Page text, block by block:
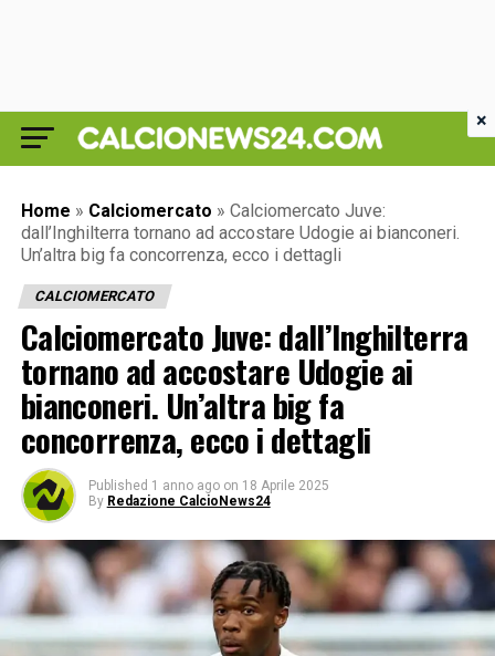
Home » Calciomercato » Calciomercato Juve:
dall’Inghilterra tornano ad accostare Udogie ai bianconeri.
Un’altra big fa concorrenza, ecco i dettagli
CALCIOMERCATO
Calciomercato Juve: dall’Inghilterra
tornano ad accostare Udogie ai
bianconeri. Un’altra big fa
concorrenza, ecco i dettagli
Published 1 anno ago on 18 Aprile 2025
By Redazione CalcioNews24
×